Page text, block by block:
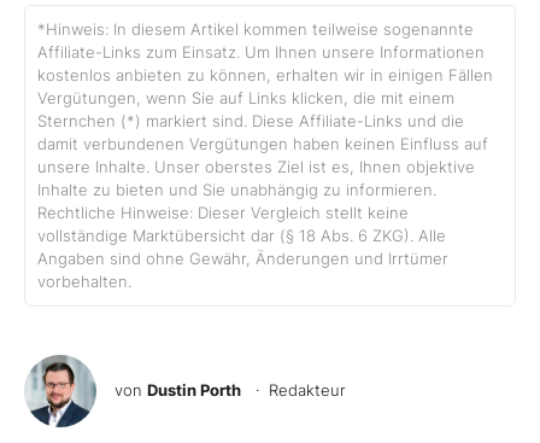
*Hinweis: In diesem Artikel kommen teilweise sogenannte
Affiliate-Links zum Einsatz. Um Ihnen unsere Informationen
kostenlos anbieten zu können, erhalten wir in einigen Fällen
Vergütungen, wenn Sie auf Links klicken, die mit einem
Sternchen (*) markiert sind. Diese Affiliate-Links und die
damit verbundenen Vergütungen haben keinen Einfluss auf
unsere Inhalte. Unser oberstes Ziel ist es, Ihnen objektive
Inhalte zu bieten und Sie unabhängig zu informieren.
Rechtliche Hinweise: Dieser Vergleich stellt keine
vollständige Marktübersicht dar (§ 18 Abs. 6 ZKG). Alle
Angaben sind ohne Gewähr, Änderungen und Irrtümer
vorbehalten.
von Dustin Porth · Redakteur